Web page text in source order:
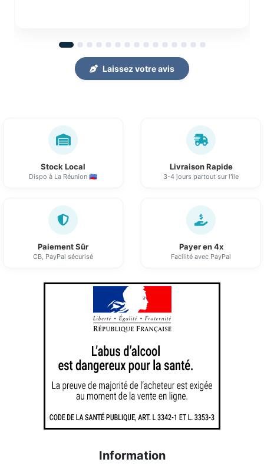
Laissez votre avis
Stock Local
Dispo à La Réunion 🇷🇪
Livraison Rapide
3-4 jours partout sur l'île
Paiement Sûr
CB, PayPal sécurisé
Payer en 4x
Facilité avec PayPal
Information